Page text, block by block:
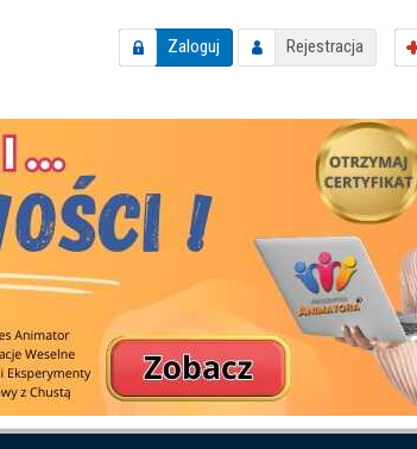
Zaloguj Rejestracja